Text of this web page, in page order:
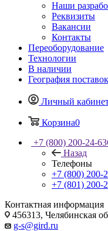
Наши
Реквизиты
Вакансии
Контакты
Переоборудование
Технологии
В наличии
География поставок
Личный
Корзина0
+7 (800) 200-24-63
Назад
Телефоны
+7 (800) 200-
+7 (801) 200-
Контактная информация
456313, Челябинская
g-s@gird.ru